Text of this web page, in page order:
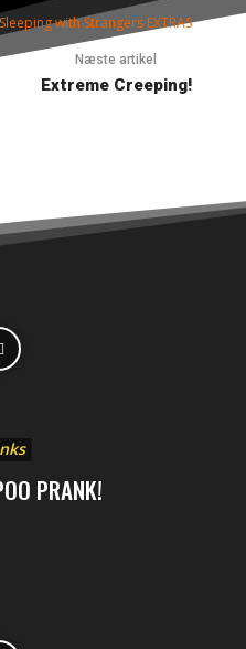
Sleeping with Strangers EXTRAS
Næste artikel
Extreme Creeping!
PRANK!